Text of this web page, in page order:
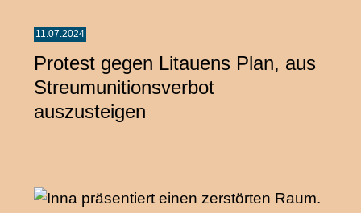
11.07.2024
Protest gegen Litauens Plan, aus
Streumunitionsverbot
auszusteigen